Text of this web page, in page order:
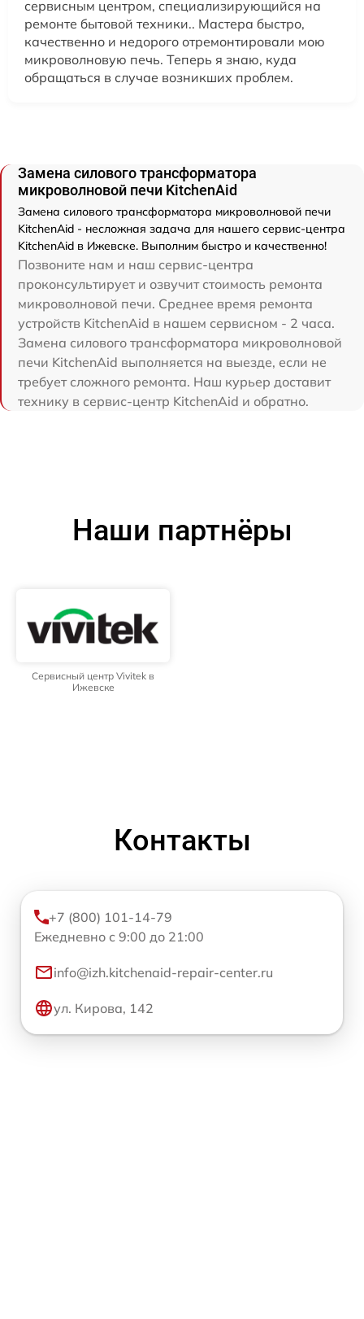
сервисным центром, специализирующийся на
ремонте бытовой техники.. Мастера быстро,
качественно и недорого отремонтировали мою
микроволновую печь. Теперь я знаю, куда
обращаться в случае возникших проблем.
Замена силового трансформатора
микроволновой печи KitchenAid
Замена силового трансформатора микроволновой печи
KitchenAid - несложная задача для нашего сервис-центра
KitchenAid в Ижевске. Выполним быстро и качественно!
Позвоните нам и наш сервис-центра
проконсультирует и озвучит стоимость ремонта
микроволновой печи. Среднее время ремонта
устройств KitchenAid в нашем сервисном - 2 часа.
Замена силового трансформатора микроволновой
печи KitchenAid выполняется на выезде, если не
требует сложного ремонта. Наш курьер доставит
технику в сервис-центр KitchenAid и обратно.
Наши партнёры
Сервисный центр Vivitek в
Ижевске
Контакты
+7 (800) 101-14-79
Ежедневно с 9:00 до 21:00
info@izh.kitchenaid-repair-center.ru
ул. Кирова, 142